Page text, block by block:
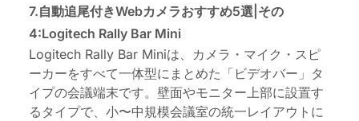
7.自動追尾付きWebカメラおすすめ5選|その
4:Logitech Rally Bar Mini
Logitech Rally Bar Miniは、カメラ・マイク・スピ
ーカーをすべて一体型にまとめた「ビデオバー」タ
イプの会議端末です。壁面やモニター上部に設置す
るタイプで、小〜中規模会議室の統一レイアウトに